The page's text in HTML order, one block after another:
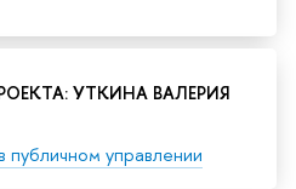
УТКИНА ВАЛЕРИЯ
управлении